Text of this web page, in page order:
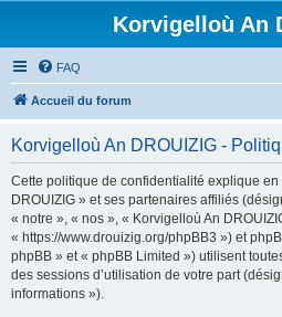
Korvigelloù An
FAQ
Accueil du forum
Korvigelloù An DROUIZIG -
Cette politique de confidentialité explique
DROUIZIG » et ses partenaires affiliés
« notre », « nos », « Korvigelloù An
« https://www.drouizig.org/phpBB3 ») et
phpBB » et « phpBB Limited ») utilisent
des sessions d’utilisation de votre part
informations »).